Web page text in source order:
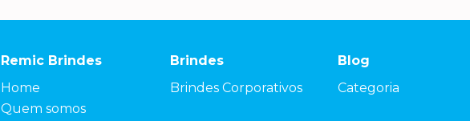
Remic Brindes
Home
Quem somos
Brindes
Brindes Corporativos
Blog
Categoria